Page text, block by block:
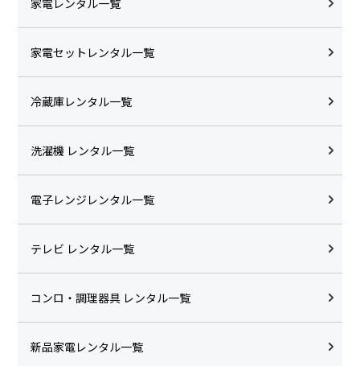
家電セットレンタル一覧
冷蔵庫レンタル一覧
洗濯機 レンタル一覧
電子レンジレンタル一覧
テレビ レンタル一覧
コンロ・調理器具 レンタル一覧
新品家電レンタル一覧